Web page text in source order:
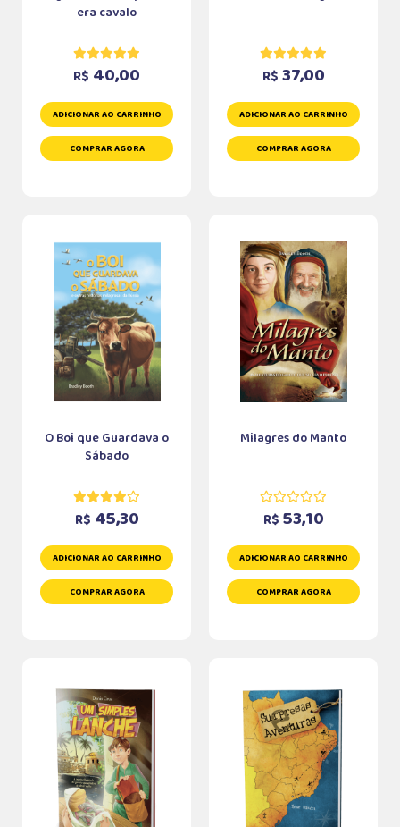
era cavalo
R$ 40,00
ADICIONAR AO CARRINHO
COMPRAR AGORA
R$ 37,00
ADICIONAR AO CARRINHO
COMPRAR AGORA
O Boi que Guardava o
Sábado
R$ 45,30
ADICIONAR AO CARRINHO
COMPRAR AGORA
Milagres do Manto
R$ 53,10
ADICIONAR AO CARRINHO
COMPRAR AGORA